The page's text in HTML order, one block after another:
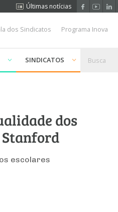
Últimas notícias
dos Sindicatos Programa Inova
SINDICATOS
dos
Stanford
escolares